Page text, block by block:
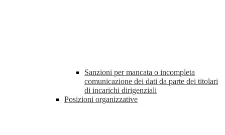
Sanzioni per mancata o incompleta
comunicazione dei dati da parte dei titolari
di incarichi dirigenziali
Posizioni organizzative